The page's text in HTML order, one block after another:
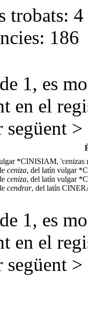
trobats: 4
186
1, es
en el
següent >
*CINISIAM, 'cenizas
ceniza, del latín vulgar
ceniza, del latín vulgar
cendrar, del latín
1, es
en el
següent >